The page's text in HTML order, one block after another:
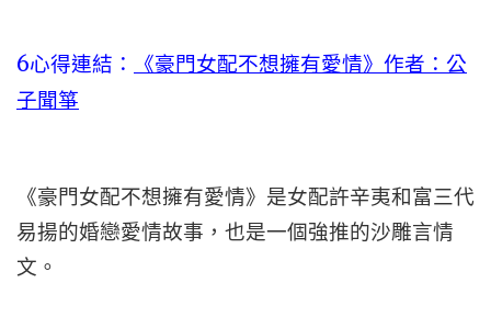
6心得連結：
《豪門女配不想擁有愛情》作者：公
子聞箏
《豪門女配不想擁有愛情》是女配許辛夷和富三代
易揚的婚戀愛情故事，也是一個強推的沙雕言情
文。